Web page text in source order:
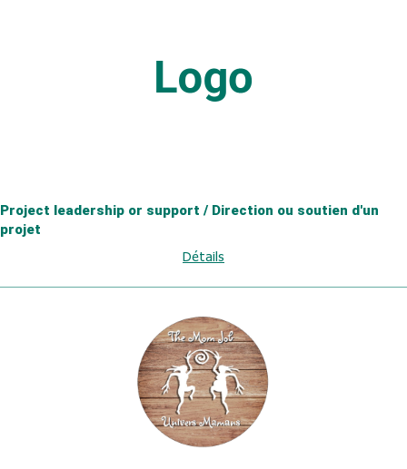
Project leadership or support / Direction ou soutien d'un
projet
Détails